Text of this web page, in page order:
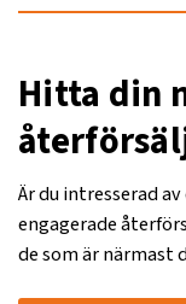
Hitta din
Är du intresserad
engagerade
de som är närmast